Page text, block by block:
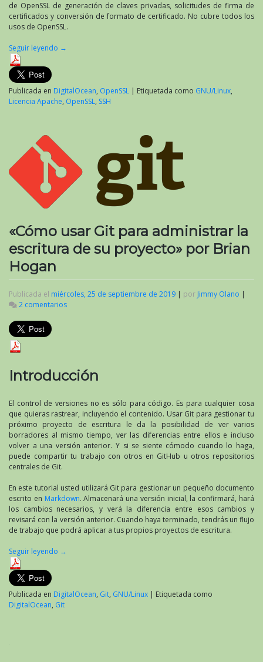
Anicas
de OpenSSL de generación de claves privadas, solicitudes de firma de
certificados y conversión de formato de certificado. No cubre todos los
usos de OpenSSL.
Seguir leyendo →
Publicada en DigitalOcean, OpenSSL | Etiquetada como GNU/Linux,
Licencia Apache, OpenSSL, SSH
«Cómo usar Git para administrar la
escritura de su proyecto» por Brian
Hogan
Publicada el miércoles, 25 de septiembre de 2019 por Jimmy Olano
2 comentarios
escritura
su
proyecto»
por
Brian
Hogan
Introducción
El control de versiones no es sólo para código. Es para cualquier cosa
que quieras rastrear, incluyendo el contenido. Usar Git para gestionar tu
próximo proyecto de escritura le da la posibilidad de ver varios
borradores al mismo tiempo, ver las diferencias entre ellos e incluso
volver a una versión anterior. Y si se siente cómodo cuando lo haga,
puede compartir tu trabajo con otros en GitHub u otros repositorios
centrales de Git.
En este tutorial usted utilizará Git para gestionar un pequeño documento
escrito en Markdown. Almacenará una versión inicial, la confirmará, hará
los cambios necesarios, y verá la diferencia entre esos cambios y
revisará con la versión anterior. Cuando haya terminado, tendrás un flujo
de trabajo que podrá aplicar a tus propios proyectos de escritura.
Seguir leyendo →
Publicada en DigitalOcean, Git, GNU/Linux | Etiquetada como
DigitalOcean, Git